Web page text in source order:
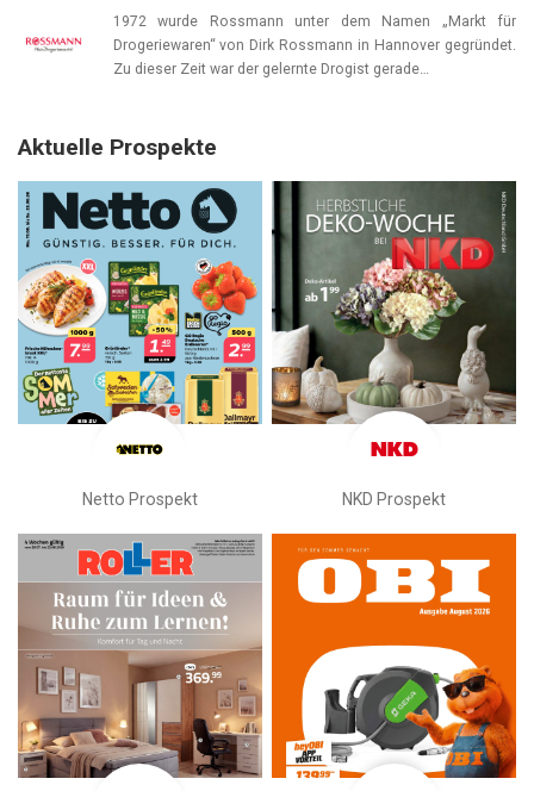
1972 wurde Rossmann unter dem Namen „Markt für
Drogeriewaren“ von Dirk Rossmann in Hannover gegründet.
Zu dieser Zeit war der gelernte Drogist gerade…
Aktuelle Prospekte
Netto Prospekt NKD Prospekt